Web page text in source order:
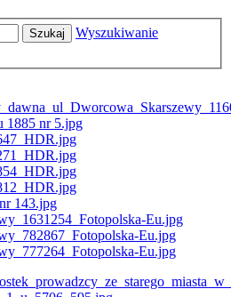
Szukaj
Wyszukiwanie